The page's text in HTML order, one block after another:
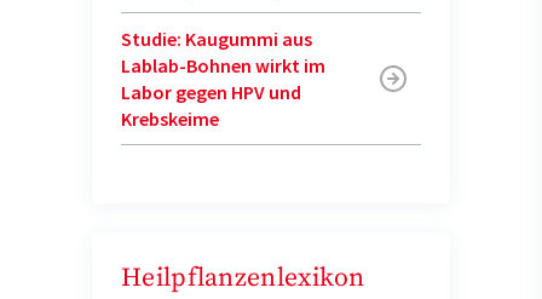
Studie: Kaugummi aus
Lablab-Bohnen wirkt im
Labor gegen HPV und
Krebskeime
Heilpflanzenlexikon